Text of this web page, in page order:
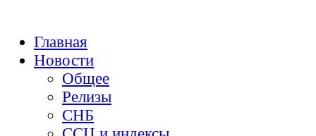
Главная
Новости
Общее
Релизы
СНБ